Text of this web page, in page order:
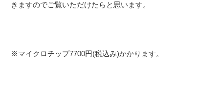
きますのでご覧いただけたらと思います。
※マイクロチップ7700円(税込み)かかります。